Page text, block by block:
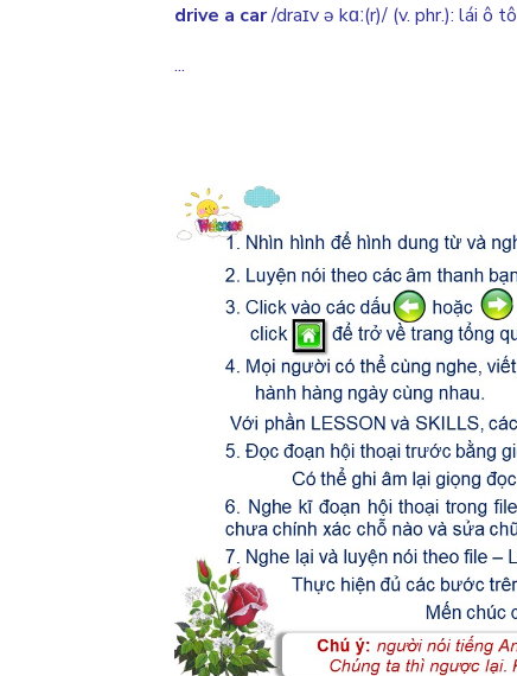
drive a car/draɪv ə kɑː(r)/ (v. phr.): lái ô tô
...